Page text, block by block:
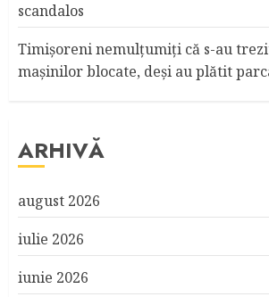
scandalos
Timişoreni nemulţumiţi că s-au
maşinilor blocate, deşi au plătit
ARHIVĂ
august 2026
iulie 2026
iunie 2026